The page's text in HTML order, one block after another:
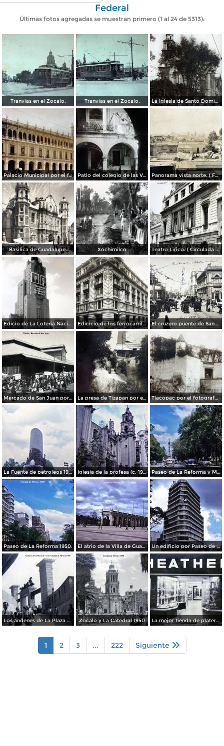
Federal
Últimas fotos agregadas se muestran primero (1 al 24 de 5313):
Tranvias en el Zocalo. Tranvias en el Zocalo. La Iglesia de Santo Domingo.
Palacio Municipal por el fotografo Hugo Brehme.. Patio del colegio de las Vizcainas por el fotografo Hugo Brehme. Panorama vista norte. ( Fechada el 20 de Junio de 1905 ).
Basilica de Guadalupe. Xochimilco Teatro Lirico. ( Circulada el 1 de Agosto de 1926 ).
Edicio de La Loteria Nacional Ciudad de México Abril de 1964 Edicicio de los ferrocarriles. El cruzero puente de San Francisco y Guardiola por el fotografo Felix Miret.
Mercado de San Juan por el fotografo Felix Miret La presa de Tizapan por el fotografo Fernando Kososky. ( Circulada el 22 de Diembre de 1910 ). Tlacopac por el fotografo Hugo Brehme.
La Fuente de petroleos 1950. Iglesia de la profesa (c. 1950) Paseo de La Reforma y Mto a La Independencia 1950
Paseo de La Reforma 1950. El atrio de la Villa de Guadalupe 1950. Un edificio por Paseo de La Reforma 1950
Los andenes de La Plaza de toros Ciudad de México 1950 Zocalo y La Catedral 1950 La mejor tienda de plateria.
1 2 3 ... 222 Siguiente